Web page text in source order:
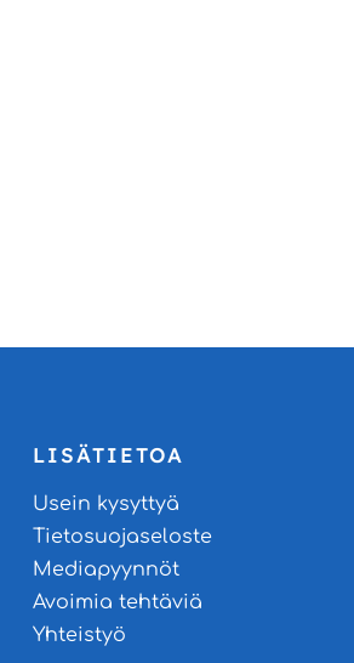
LISÄTIETOA
Usein kysyttyä
Tietosuojaseloste
Mediapyynnöt
Avoimia tehtäviä
Yhteistyö